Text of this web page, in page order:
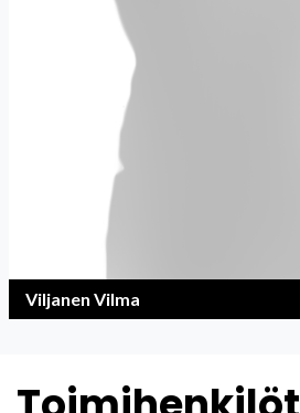
Viljanen Vilma